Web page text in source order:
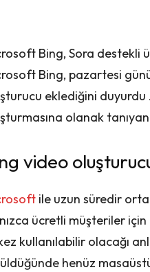
Bing, Sora destekli
Bing, pazartesi
eklediğini duyurdu
olanak
video
ile uzun süredir
ücretli müşteriler
kullanılabilir olacağı
henüz